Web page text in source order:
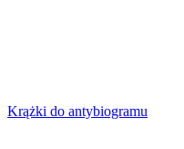
Krążki do antybiogramu